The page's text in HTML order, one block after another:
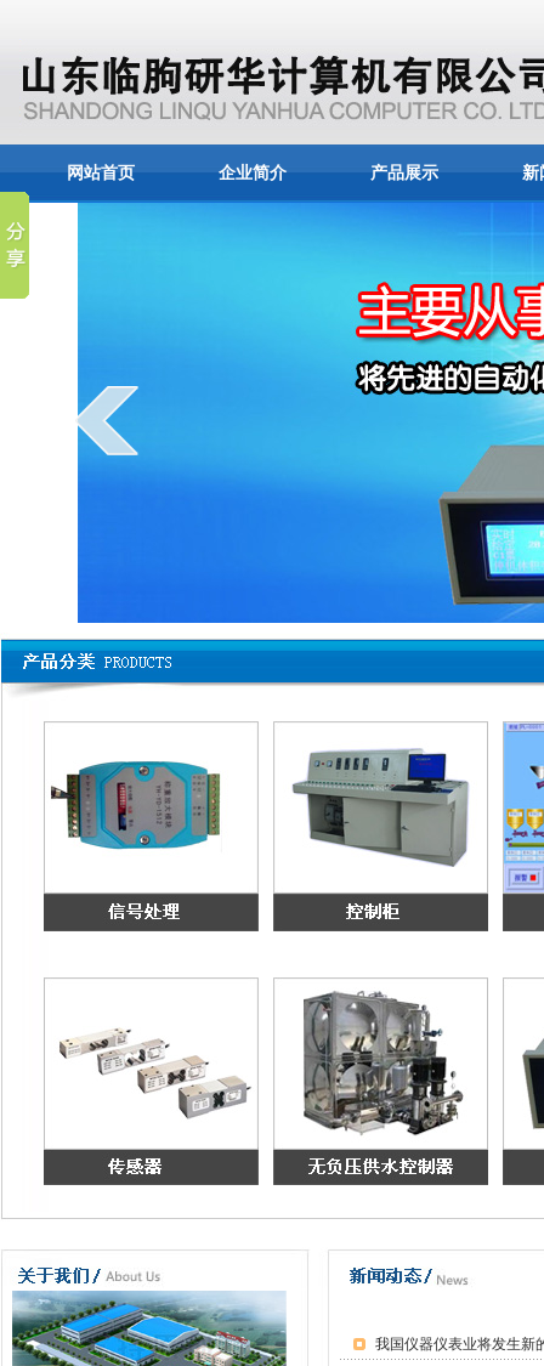
网站首页 企业简介 产品展示 新
我国仪器仪表业将发生新